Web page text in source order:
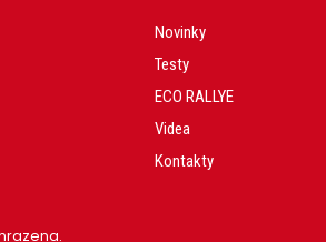
Novinky
Testy
ECO RALLYE
Videa
Kontakty